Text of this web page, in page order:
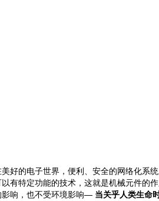
好的电子世界，便利、安全的网络化系
有特定功能的技术，这就是机械元件的
影响，也不受环境影响— 当关乎人类生命